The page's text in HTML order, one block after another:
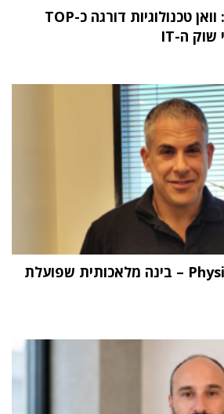
מחקר STKI השנתי: וואן טכנולוגיות דורגה כ-TOP
"העתיד הוא Physical AI – בינה מלאכותית שפועלת